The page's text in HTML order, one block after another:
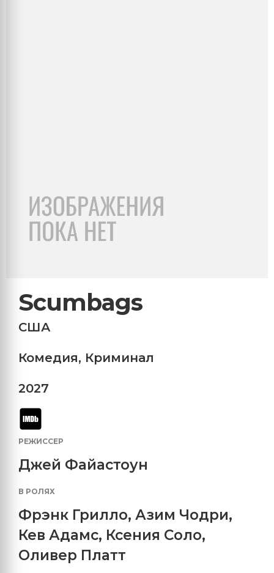
Scumbags
США
Комедия, Криминал
2027
РЕЖИССЕР
Джей Файастоун
В РОЛЯХ
Фрэнк Грилло, Азим Чодри,
Кев Адамс, Ксения Соло,
Оливер Платт